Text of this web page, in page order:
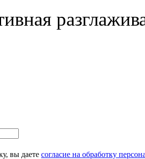
вы даете согласие на обработку